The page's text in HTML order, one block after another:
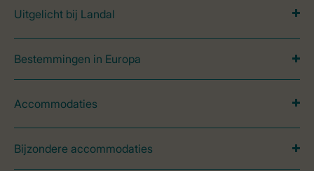
Uitgelicht bij Landal
Bestemmingen in Europa
Accommodaties
Bijzondere accommodaties